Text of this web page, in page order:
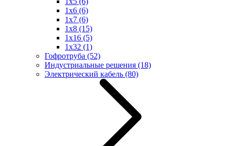
1x6 (6)
1x7 (6)
1x8 (15)
1x16 (5)
1x32 (1)
Гофротруба (52)
Индустриальные решения (18)
Электрический кабель (80)